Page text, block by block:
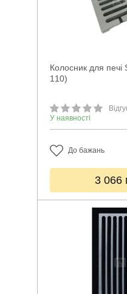
Колосник для
110)
У наявності
До бажань
3 066